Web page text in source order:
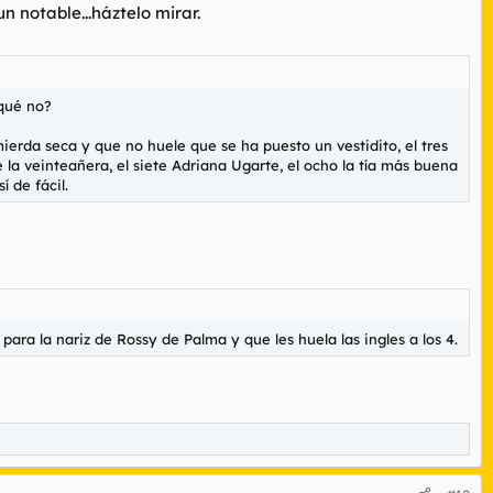
notable...háztelo mirar.
no?
seca y que no huele que se ha puesto un vestidito, el tres
veinteañera, el siete Adriana Ugarte, el ocho la tía más buena
de fácil.
la nariz de Rossy de Palma y que les huela las ingles a los 4.